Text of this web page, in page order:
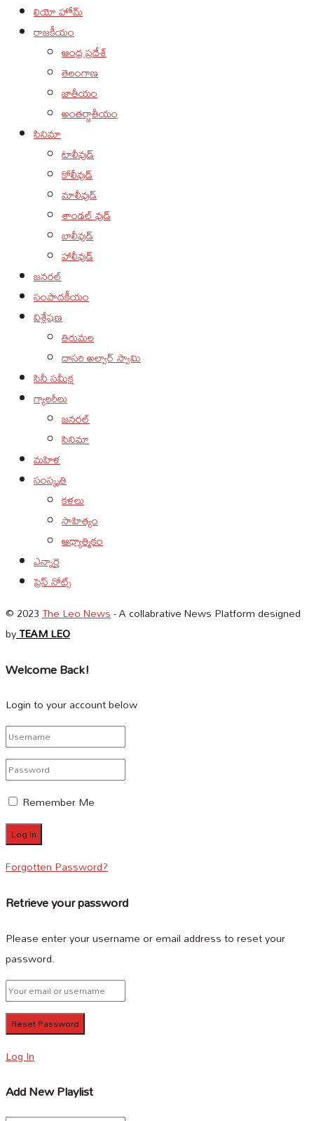
లియో హోమ్
రాజకీయం
ఆంధ్ర ప్రదేశ్
తెలంగాణ
జాతీయం
అంతర్జాతీయం
సినిమా
టాలీవుడ్
కోలీవుడ్
మాలీవుడ్
శాండల్ వుడ్
బాలీవుడ్
హాలీవుడ్
జనరల్
సంపాదకీయం
విశ్లేషణ
తిరుమల
దాసరి అల్వార్ స్వామి
సినీ సమీక్ష
గ్యాలరీలు
జనరల్
సినిమా
మహిళ
సంస్కృతి
కళలు
సాహిత్యం
ఆధ్యాత్మికం
ఎన్నారై
ప్రెస్ నోట్స్
© 2023The Leo News- A collabrative News Platform designed
byTEAM LEO
Welcome Back!
Login to your account below
Remember Me
Forgotten Password?
Retrieve your password
Please enter your username or email address to reset your
password.
Log In
Add New Playlist